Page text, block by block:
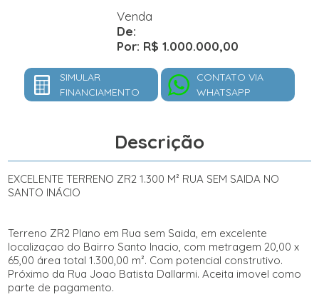
Venda
De:
Por: R$ 1.000.000,00
SIMULAR
FINANCIAMENTO
CONTATO VIA
WHATSAPP
Descrição
EXCELENTE TERRENO ZR2 1.300 M² RUA SEM SAIDA NO
SANTO INÁCIO
Terreno ZR2 Plano em Rua sem Saida, em excelente
localizaçao do Bairro Santo Inacio, com metragem 20,00 x
65,00 área total 1.300,00 m². Com potencial construtivo.
Próximo da Rua Joao Batista Dallarmi. Aceita imovel como
parte de pagamento.